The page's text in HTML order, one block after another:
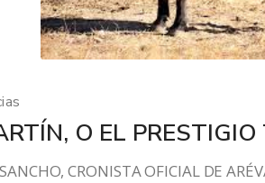
O EL PRESTIGIO
SANCHO, CRONISTA OFICIAL DE